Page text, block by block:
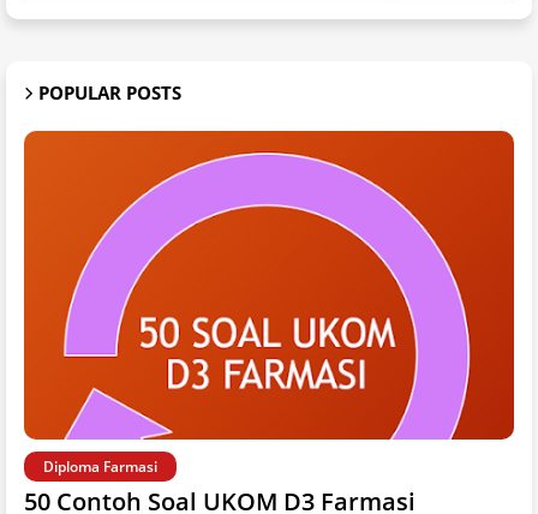
POPULAR POSTS
Diploma Farmasi
50 Contoh Soal UKOM D3 Farmasi